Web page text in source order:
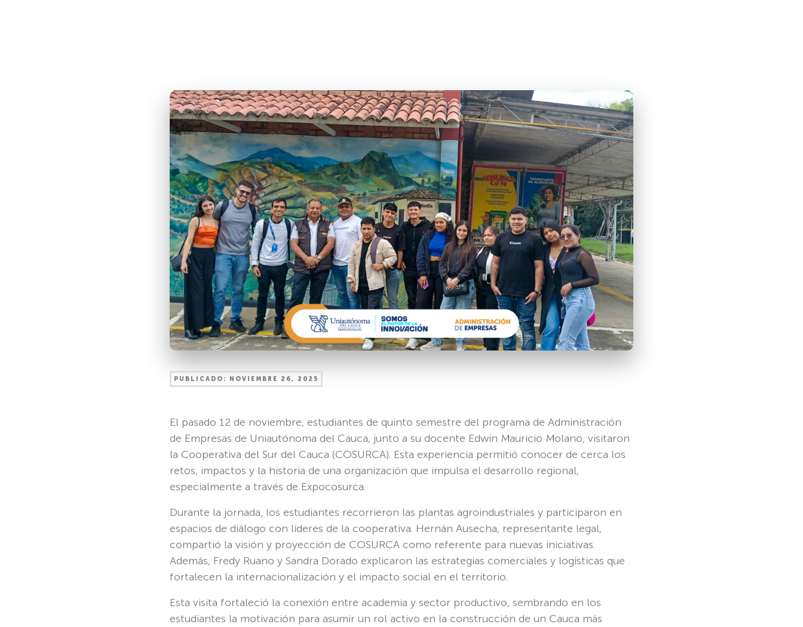
PUBLICADO: NOVIEMBRE 26, 2025
El pasado 12 de noviembre, estudiantes de quinto semestre del programa de Administración
de Empresas de Uniautónoma del Cauca, junto a su docente Edwin Mauricio Molano, visitaron
la Cooperativa del Sur del Cauca (COSURCA). Esta experiencia permitió conocer de cerca los
retos, impactos y la historia de una organización que impulsa el desarrollo regional,
especialmente a través de Expocosurca.
Durante la jornada, los estudiantes recorrieron las plantas agroindustriales y participaron en
espacios de diálogo con líderes de la cooperativa. Hernán Ausecha, representante legal,
compartió la visión y proyección de COSURCA como referente para nuevas iniciativas.
Además, Fredy Ruano y Sandra Dorado explicaron las estrategias comerciales y logísticas que
fortalecen la internacionalización y el impacto social en el territorio.
Esta visita fortaleció la conexión entre academia y sector productivo, sembrando en los
estudiantes la motivación para asumir un rol activo en la construcción de un Cauca más